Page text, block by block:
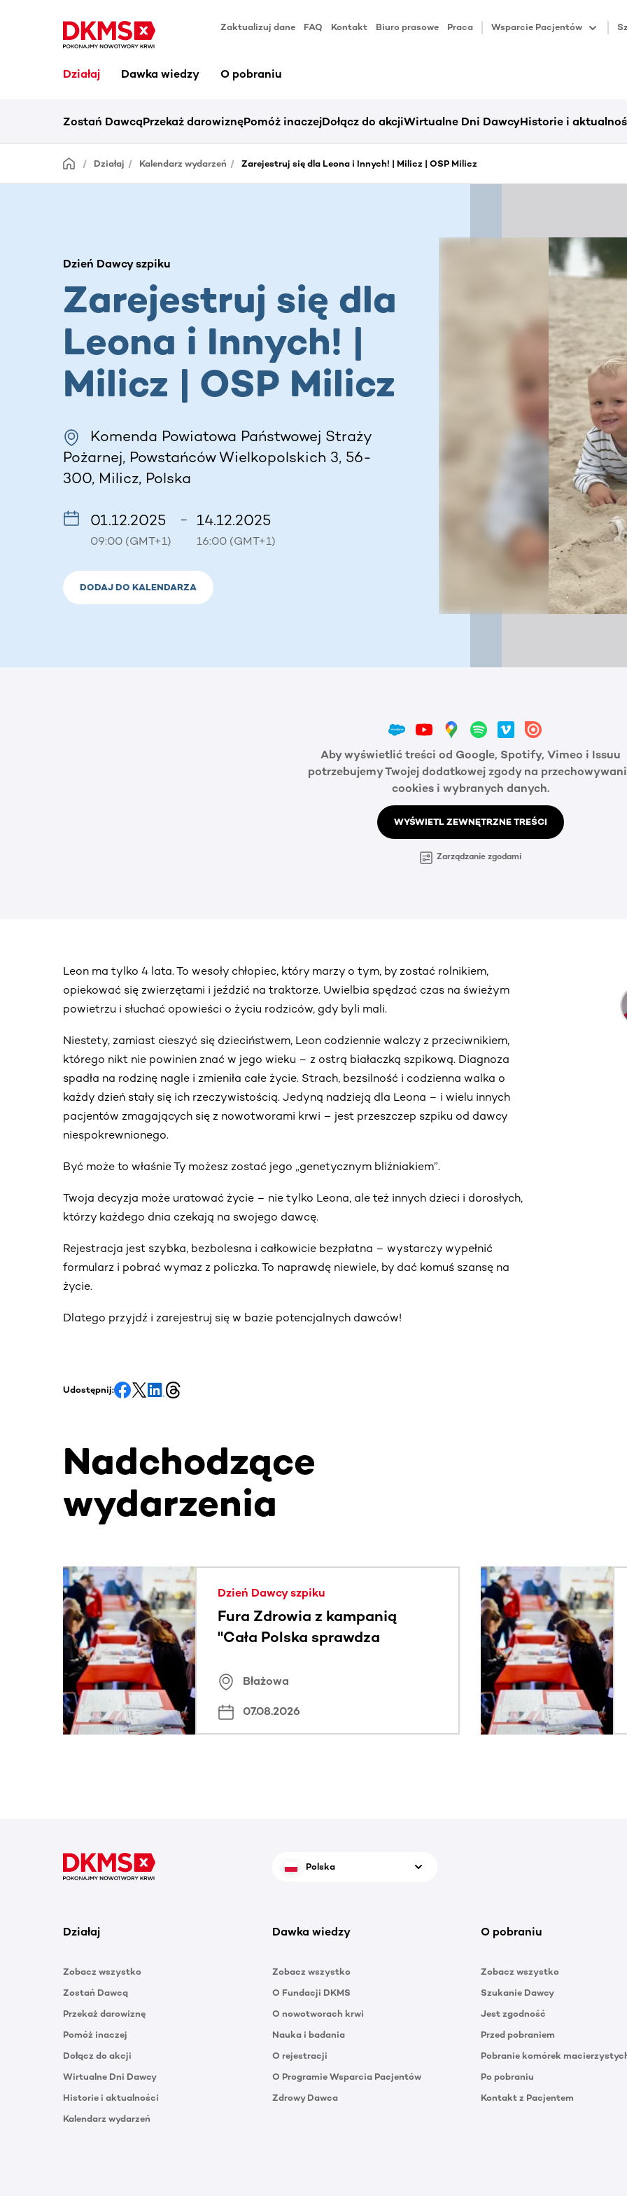
Zaktualizuj dane FAQ Kontakt Biuro prasowe Praca Wsparcie Pacjentów
Działaj Dawka wiedzy O pobraniu
Zostań DawcąPrzekaż darowiznęPomóż inaczejDołącz do akcjiWirtualne Dni DawcyHistorie i
Działaj Kalendarz wydarzeń Zarejestruj się dla Leona i Innych! | Milicz | OSP Milicz
Dzień Dawcy szpiku
Zarejestruj się dla
Leona i Innych! |
Milicz | OSP Milicz
Komenda Powiatowa Państwowej Straży
Pożarnej, Powstańców Wielkopolskich 3, 56-
300, Milicz, Polska
01.12.2025
09:00 (GMT+1)
– 14.12.2025
16:00 (GMT+1)
DODAJ DO KALENDARZA
Aby wyświetlić treści od Google, Spotify, Vimeo i Issuu
potrzebujemy Twojej dodatkowej zgody na
cookies i wybranych danych.
WYŚWIETL ZEWNĘTRZNE TREŚCI
Zarządzanie zgodami
Leon ma tylko 4 lata. To wesoły chłopiec, który marzy o tym, by zostać rolnikiem,
opiekować się zwierzętami i jeździć na traktorze. Uwielbia spędzać czas na świeżym
powietrzu i słuchać opowieści o życiu rodziców, gdy byli mali.
Niestety, zamiast cieszyć się dzieciństwem, Leon codziennie walczy z przeciwnikiem,
którego nikt nie powinien znać w jego wieku – z ostrą białaczką szpikową. Diagnoza
spadła na rodzinę nagle i zmieniła całe życie. Strach, bezsilność i codzienna walka o
każdy dzień stały się ich rzeczywistością. Jedyną nadzieją dla Leona – i wielu innych
pacjentów zmagających się z nowotworami krwi – jest przeszczep szpiku od dawcy
niespokrewnionego.
Być może to właśnie Ty możesz zostać jego „genetycznym bliźniakiem”.
Twoja decyzja może uratować życie – nie tylko Leona, ale też innych dzieci i dorosłych,
którzy każdego dnia czekają na swojego dawcę.
Rejestracja jest szybka, bezbolesna i całkowicie bezpłatna – wystarczy wypełnić
formularz i pobrać wymaz z policzka. To naprawdę niewiele, by dać komuś szansę na
życie.
Dlatego przyjdź i zarejestruj się w bazie potencjalnych dawców!
Udostępnij:
Nadchodzące
wydarzenia
Ta sekcja zawiera treści przewijane w poziomie. Użyj klawisza Tab lub przesuń palcem, aby zobaczyć
Dzień Dawcy szpiku
Fura Zdrowia z kampanią
"Cała Polska sprawdza
Błażowa
07.08.2026
Polska
Działaj
Zobacz wszystko
Zostań Dawcą
Przekaż darowiznę
Pomóż inaczej
Dołącz do akcji
Wirtualne Dni Dawcy
Historie i aktualności
Kalendarz wydarzeń
Dawka wiedzy
Zobacz wszystko
O Fundacji DKMS
O nowotworach krwi
Nauka i badania
O rejestracji
O Programie Wsparcia Pacjentów
Zdrowy Dawca
O pobraniu
Zobacz wszystko
Szukanie Dawcy
Jest zgodność
Przed pobraniem
Pobranie komórek
Po pobraniu
Kontakt z Pacjentem